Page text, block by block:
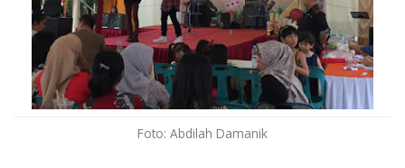
Foto: Abdilah Damanik